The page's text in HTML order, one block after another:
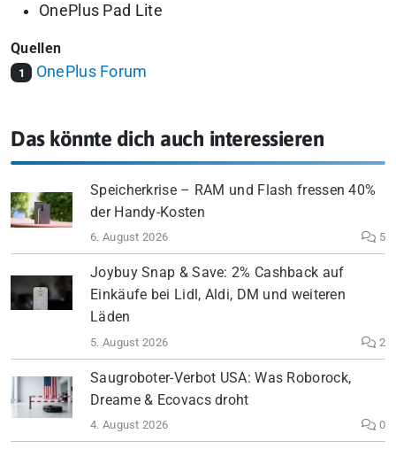
OnePlus Pad Lite
Quellen
1 OnePlus Forum
Das könnte dich auch interessieren
Speicherkrise – RAM und Flash fressen 40%
der Handy-Kosten
6. August 2026 5
Joybuy Snap & Save: 2% Cashback auf
Einkäufe bei Lidl, Aldi, DM und weiteren
Läden
5. August 2026 2
Saugroboter-Verbot USA: Was Roborock,
Dreame & Ecovacs droht
4. August 2026 0